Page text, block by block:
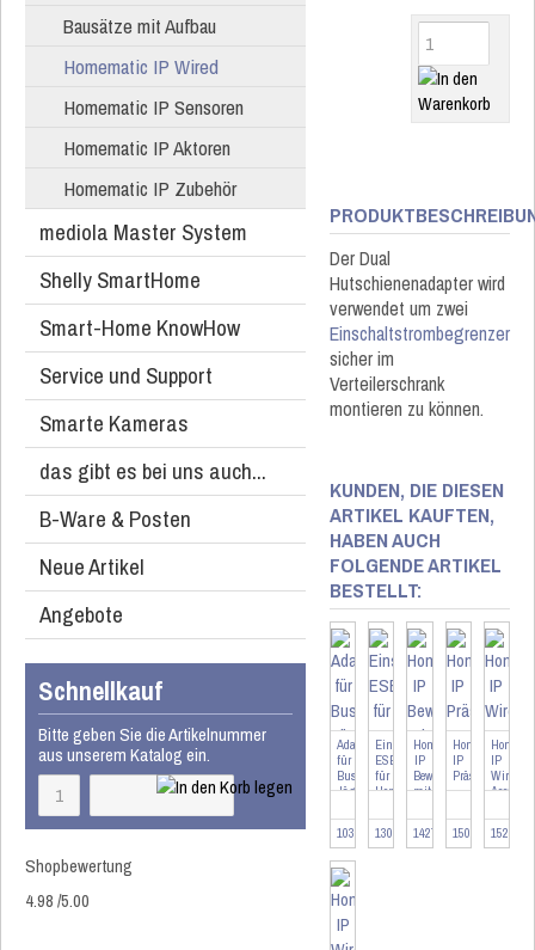
Bausätze mit Aufbau
Homematic IP Wired
Homematic IP Sensoren
Homematic IP Aktoren
Homematic IP Zubehör
mediola Master System
Shelly SmartHome
Smart-Home KnowHow
Service und Support
Smarte Kameras
das gibt es bei uns auch...
B-Ware & Posten
Neue Artikel
Angebote
Schnellkauf
Bitte geben Sie die Artikelnummer
aus unserem Katalog ein.
Shopbewertung
4.98/5.00
Der Dual
Hutschienenadapter wird
verwendet um zwei
Einschaltstrombegrenzer
sicher im
Verteilerschrank
montieren zu können.
KUNDEN, DIE DIESEN
ARTIKEL KAUFTEN,
HABEN AUCH
FOLGENDE ARTIKEL
BESTELLT:
Adapter
für
Busch-
Jäger
103090
Einschaltstrombegrenzer
ESB1
für
HomeMatic...
130366
Homematic
IP
Bewegungsmelder
mit
142722
Homematic
IP
Präsenzmelder
-
150587
IP
Wired
Access
152465